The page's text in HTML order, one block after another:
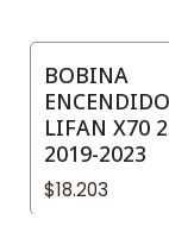
BOBINA
ENCENDIDO
LIFAN X70
2019-2023
$18.203